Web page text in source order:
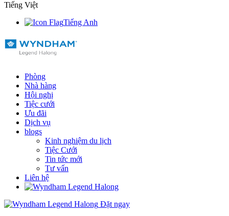
Tiếng Việt
Tiếng Anh
Phòng
Nhà hàng
Hội nghị
Tiệc cưới
Ưu đãi
Dịch vụ
blogs
Kinh nghiệm du lịch
Tiệc Cưới
Tin tức mới
Tư vấn
Liên hệ
Đặt ngay